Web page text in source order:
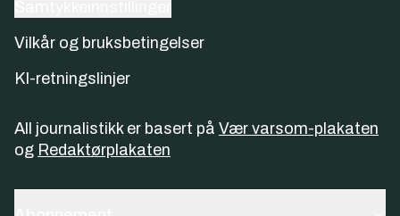
Vilkår og bruksbetingelser
KI-retningslinjer
All journalistikk er basert på Vær varsom-plakaten
og Redaktørplakaten